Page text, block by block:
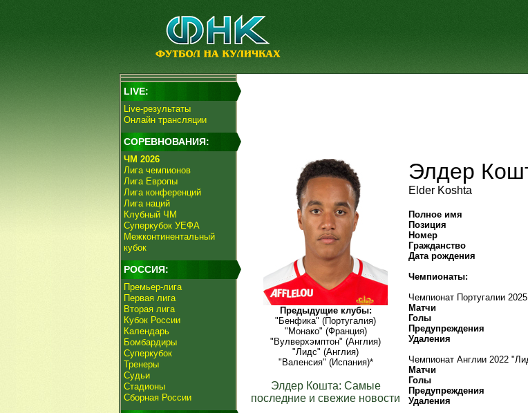
LIVE:
Live-результаты
Онлайн трансляции
СОРЕВНОВАНИЯ:
ЧМ 2026
Лига чемпионов
Лига Европы
Лига конференций
Лига наций
Клубный ЧМ
Суперкубок УЕФА
Межконтинентальный
кубок
РОССИЯ:
Премьер-лига
Первая лига
Вторая лига
Кубок России
Календарь
Бомбардиры
Суперкубок
Тренеры
Судьи
Стадионы
Сборная России
Предыдущие клубы:
"Бенфика" (Португалия)
"Монако" (Франция)
"Вулверхэмптон" (Англия)
"Лидс" (Англия)
"Валенсия" (Испания)*
Элдер Кошта: Самые
последние и свежие новости
Элдер
Elder Koshta
Полное имя
Позиция
Номер
Гражданство
Дата рождения
Чемпионаты:
Чемпионат Португалии
Матчи
Голы
Предупреждения
Удаления
Чемпионат Англии 2022
Матчи
Голы
Предупреждения
Удаления